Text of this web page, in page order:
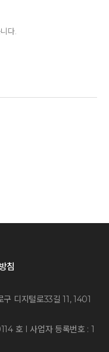
다.
침
디지털로33길 11, 1401
호 I 사업자 등록번호 : 1